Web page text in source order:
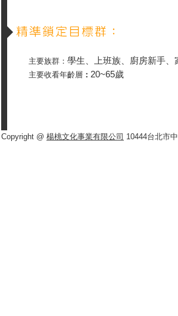
主要族群： 學生、上班族、廚房新手
主要收看年齡層： 20~65歲
Copyright @ 楊桃文化事業有限公司 10444台北市